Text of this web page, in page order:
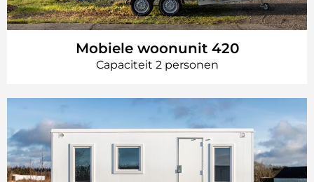
Mobiele woonunit 420
Capaciteit 2 personen